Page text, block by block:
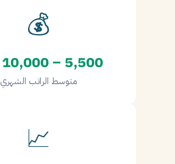
💰
5,500 – 10,000 ريال
متوسط الراتب الشهري
📈